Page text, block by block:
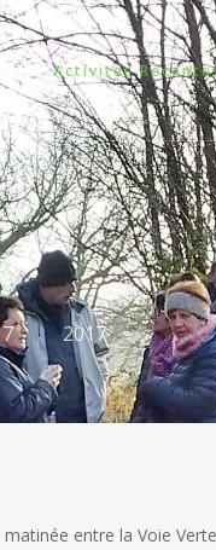
Activités
2017
entre la Voie